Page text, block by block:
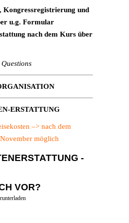
Kongressregistrierung und
u.g. Formular
nach dem Kurs über
ERSTATTUNG
–> nach dem
möglich
-
VOR?